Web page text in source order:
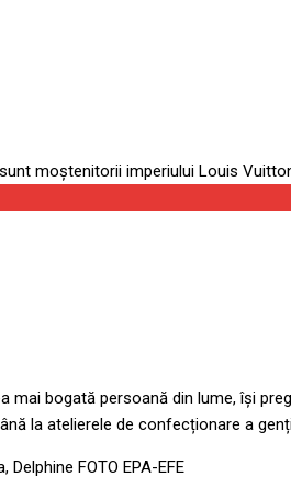
mai bogată persoană din lume, își
la atelierele de confecționare a
FOTO EPA-EFE